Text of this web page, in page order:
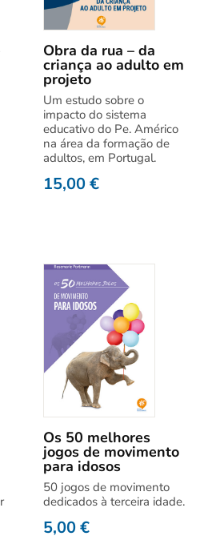
Obra da rua – da
criança ao adulto em
projeto
Um estudo sobre o
impacto do sistema
educativo do Pe. Américo
na área da formação de
adultos, em Portugal.
15,00€
Os 50 melhores
jogos de movimento
para idosos
50 jogos de movimento
dedicados à terceira idade.
5,00€